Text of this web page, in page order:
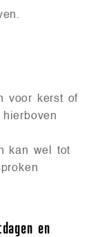
voor kerst of
kan wel tot
en